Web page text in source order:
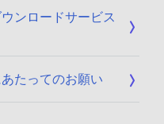
2 ンロードサービス
たってのお願い